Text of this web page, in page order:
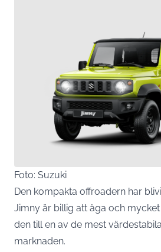
Foto: Suzuki
Den kompakta offroadern har
Jimny är billig att äga och
den till en av de mest
marknaden.